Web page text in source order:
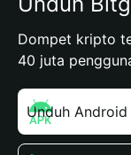
Dompet kripto
40 juta
Unduh Android